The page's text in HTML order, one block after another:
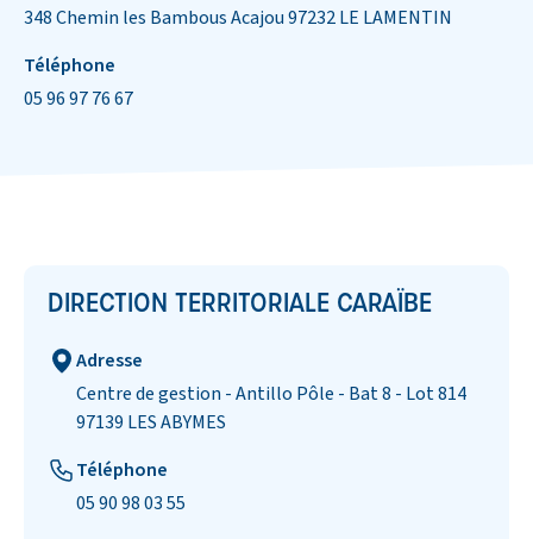
348 Chemin les Bambous Acajou 97232 LE LAMENTIN
Téléphone
05 96 97 76 67
DIRECTION TERRITORIALE CARAÏBE
Adresse
Centre de gestion - Antillo Pôle - Bat 8 - Lot 814
97139 LES ABYMES​
Téléphone
05 90 98 03 55